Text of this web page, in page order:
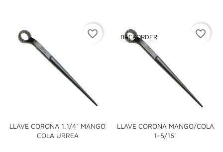
LLAVE CORONA 1.1/4" MANGO
COLA URREA
favorite_border
LLAVE CORONA MANGO/COLA
1-5/16"
BACKORDER favorite_border